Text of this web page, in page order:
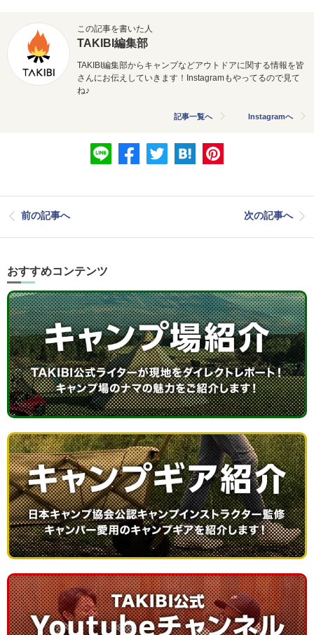
この記事を書いた人
TAKIBI編集部
TAKIBI編集部からキャンプなどアウトドアに関する情報を皆
さんにお伝えしていきます！Instagramもやってるので見て
ね♪
記事一覧へ Instagramへ
前の記事へ 次の記事へ
おすすめコンテンツ